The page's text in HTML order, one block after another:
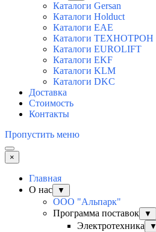
Каталоги Gersan
Каталоги Holduct
Каталоги EAE
Каталоги ТЕХНОТРОН
Каталоги EUROLIFT
Каталоги EKF
Каталоги KLM
Каталоги DKC
Доставка
Стоимость
Контакты
Пропустить меню
×
Главная
О нас
▼
ООО "Альпарк"
Программа поставок
▼
Электротехника ▼